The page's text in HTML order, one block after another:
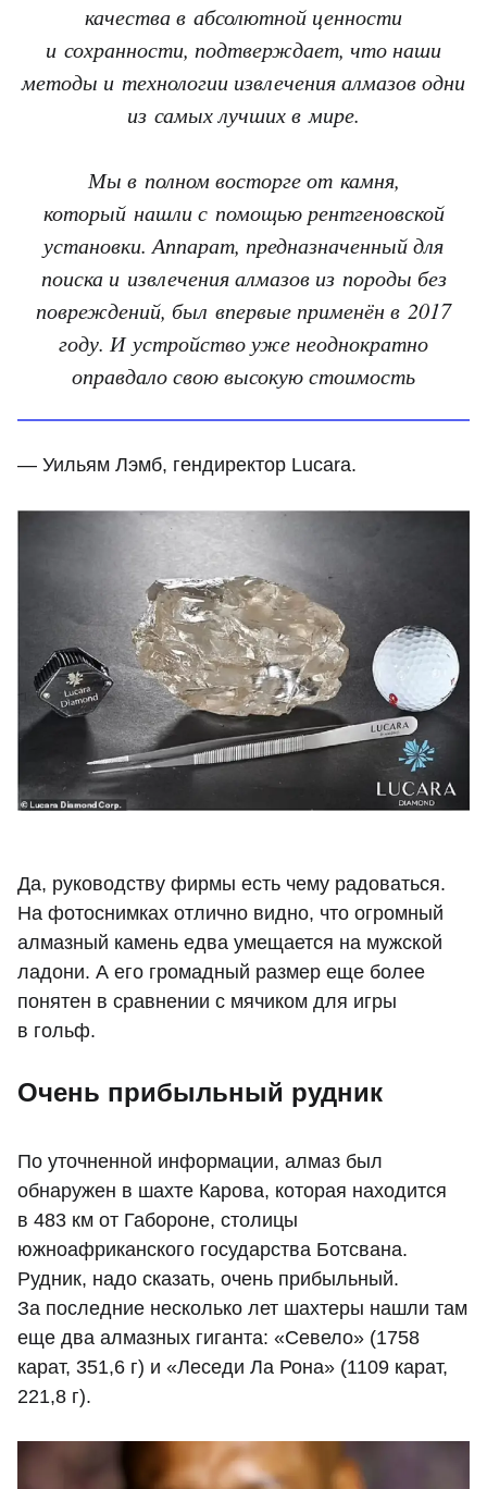
качества в абсолютной ценности
и сохранности, подтверждает, что наши
методы и технологии извлечения алмазов одни
из самых лучших в мире.
Мы в полном восторге от камня,
который нашли с помощью рентгеновской
установки. Аппарат, предназначенный для
поиска и извлечения алмазов из породы без
повреждений, был впервые применён в 2017
году. И устройство уже неоднократно
оправдало свою высокую стоимость
— Уильям Лэмб, гендиректор Lucara.
Да, руководству фирмы есть чему радоваться.
На фотоснимках отлично видно, что огромный
алмазный камень едва умещается на мужской
ладони. А его громадный размер еще более
понятен в сравнении с мячиком для игры
в гольф.
Очень прибыльный рудник
По уточненной информации, алмаз был
обнаружен в шахте Карова, которая находится
в 483 км от Габороне, столицы
южноафриканского государства Ботсвана.
Рудник, надо сказать, очень прибыльный.
За последние несколько лет шахтеры нашли там
еще два алмазных гиганта: «Севело» (1758
карат, 351,6 г) и «Леседи Ла Рона» (1109 карат,
221,8 г).